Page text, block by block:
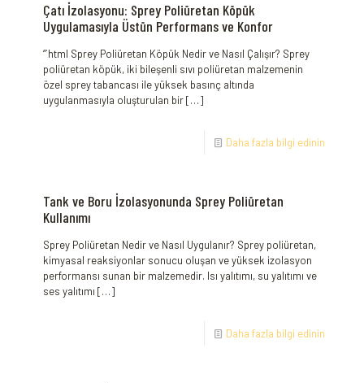
Çatı İzolasyonu: Sprey Poliüretan Köpük
Uygulamasıyla Üstün Performans ve Konfor
“`html Sprey Poliüretan Köpük Nedir ve Nasıl Çalışır? Sprey
poliüretan köpük, iki bileşenli sıvı poliüretan malzemenin
özel sprey tabancası ile yüksek basınç altında
uygulanmasıyla oluşturulan bir[…]
Daha fazla bilgi edinin
Tank ve Boru İzolasyonunda Sprey Poliüretan
Kullanımı
Sprey Poliüretan Nedir ve Nasıl Uygulanır? Sprey poliüretan,
kimyasal reaksiyonlar sonucu oluşan ve yüksek izolasyon
performansı sunan bir malzemedir. Isı yalıtımı, su yalıtımı ve
ses yalıtımı […]
Daha fazla bilgi edinin